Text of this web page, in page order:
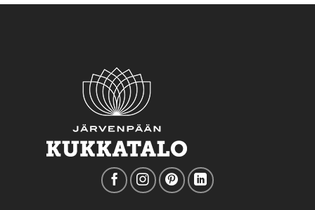
useampi
valinnat
tuotteen
sivulla.